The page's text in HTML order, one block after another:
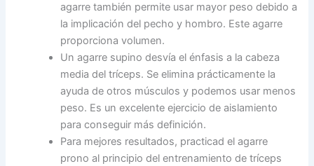
agarre también permite usar mayor peso debido a
la implicación del pecho y hombro. Este agarre
proporciona volumen.
Un agarre supino desvía el énfasis a la cabeza
media del tríceps. Se elimina prácticamente la
ayuda de otros músculos y podemos usar menos
peso. Es un excelente ejercicio de aislamiento
para conseguir más definición.
Para mejores resultados, practicad el agarre
prono al principio del entrenamiento de tríceps